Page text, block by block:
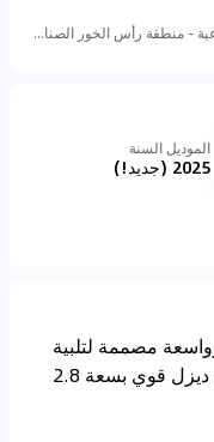
59CG+G6H - منطقة رأس الخور الصناعية - منطقة رأس الخور الصناعية - ٣ - دبي - الإمارات العربية المتحدة
الموديل السنة
2025 (جديد!)
وواسعة مصممة لتلبية
احتياجات النقل المتنوعة. تتميز بمحرك ديزل قوي بسعة 2.8